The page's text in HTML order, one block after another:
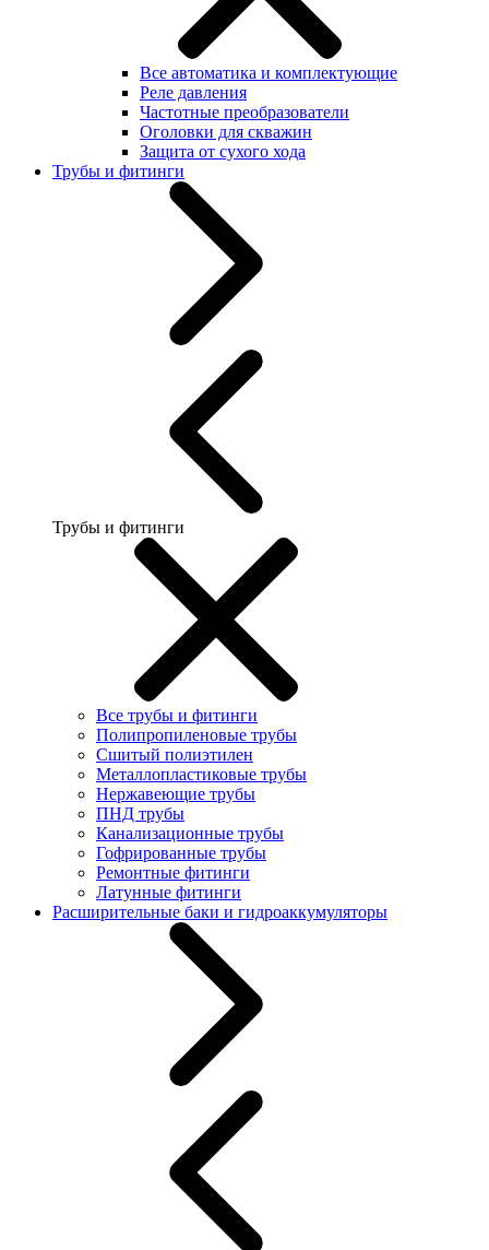
Все автоматика и комплектующие
Реле давления
Частотные преобразователи
Оголовки для скважин
Защита от сухого хода
Трубы и фитинги
Трубы и фитинги
Все трубы и фитинги
Полипропиленовые трубы
Сшитый полиэтилен
Металлопластиковые трубы
Нержавеющие трубы
ПНД трубы
Канализационные трубы
Гофрированные трубы
Ремонтные фитинги
Латунные фитинги
Расширительные баки и гидроаккумуляторы